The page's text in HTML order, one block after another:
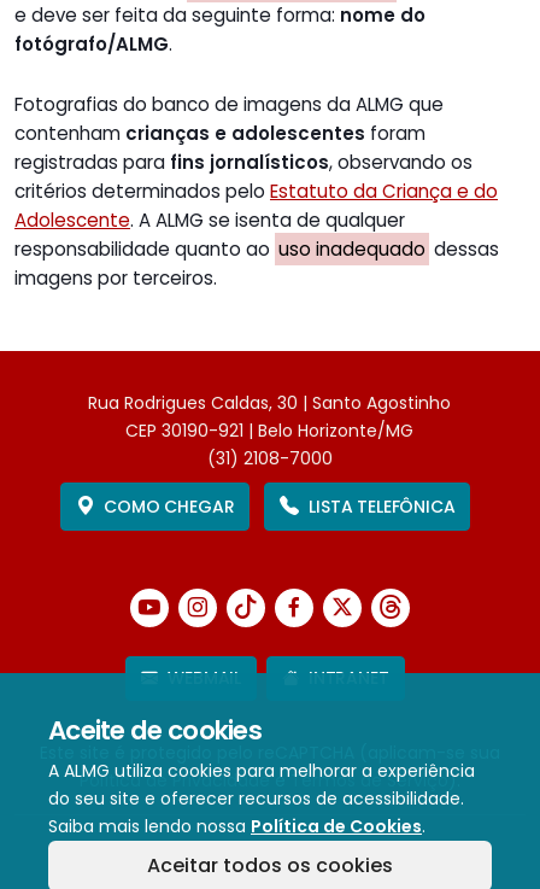
Aceite de cookies
A ALMG utiliza cookies para melhorar a experiência
do seu site e oferecer recursos de acessibilidade.
Saiba mais lendo nossa Política de Cookies.
Aceitar todos os cookies
e deve ser feita da seguinte forma: nome do
fotógrafo/ALMG.
Fotografias do banco de imagens da ALMG que
contenham crianças e adolescentes foram
registradas para fins jornalísticos, observando os
critérios determinados pelo Estatuto da Criança e do
Adolescente. A ALMG se isenta de qualquer
responsabilidade quanto ao uso inadequado dessas
imagens por terceiros.
Rua Rodrigues Caldas, 30 | Santo Agostinho
CEP 30190-921 | Belo Horizonte/MG
(31) 2108-7000
COMO CHEGAR
LISTA TELEFÔNICA
WEBMAIL INTRANET
Política de Privacidadee Termos de Serviço).
Termos de Uso e Política de Privacidade
Política de cookies